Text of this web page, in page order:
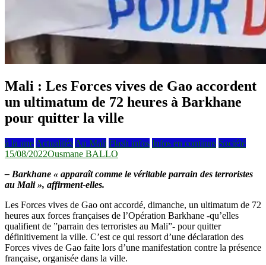
Mali : Les Forces vives de Gao accordent
un ultimatum de 72 heures à Barkhane
pour quitter la ville
à la une Actualités Au Mali Flash infos Infos en continus Société
15/08/2022Ousmane BALLO
– Barkhane « apparaît comme le véritable parrain des terroristes
au Mali », affirment-elles.
Les Forces vives de Gao ont accordé, dimanche, un ultimatum de 72
heures aux forces françaises de l’Opération Barkhane -qu’elles
qualifient de ”parrain des terroristes au Mali”- pour quitter
définitivement la ville. C’est ce qui ressort d’une déclaration des
Forces vives de Gao faite lors d’une manifestation contre la présence
française, organisée dans la ville.